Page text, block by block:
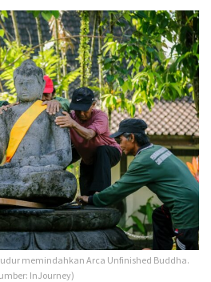
memindahkan Arca Unfinished Buddha.
InJourney)